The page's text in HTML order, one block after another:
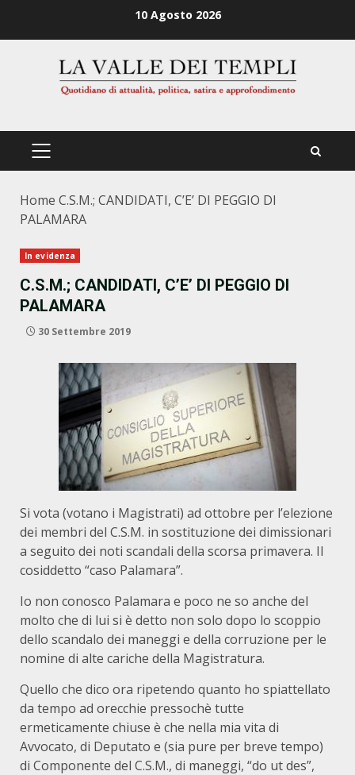
10 Agosto 2026
PRIMÄRES
Home C.S.M.; CANDIDATI, C’E’ DI PEGGIO DI
PALAMARA
In evidenza
C.S.M.; CANDIDATI, C’E’ DI PEGGIO DI
PALAMARA
30 Settembre 2019
Si vota (votano i Magistrati) ad ottobre per l’elezione
dei membri del C.S.M. in sostituzione dei dimissionari
a seguito dei noti scandali della scorsa primavera. Il
cosiddetto “caso Palamara”.
Io non conosco Palamara e poco ne so anche del
molto che di lui si è detto non solo dopo lo scoppio
dello scandalo dei maneggi e della corruzione per le
nomine di alte cariche della Magistratura.
Quello che dico ora ripetendo quanto ho spiattellato
da tempo ad orecchie pressochè tutte
ermeticamente chiuse è che nella mia vita di
Avvocato, di Deputato e (sia pure per breve tempo)
di Componente del C.S.M., di maneggi, “do ut des”,